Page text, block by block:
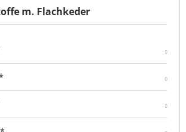
m. Flachkeder